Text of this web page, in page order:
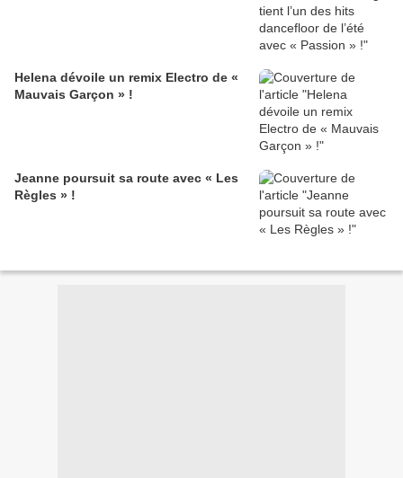
Helena dévoile un remix Electro de «
Mauvais Garçon » !
Jeanne poursuit sa route avec « Les
Règles » !